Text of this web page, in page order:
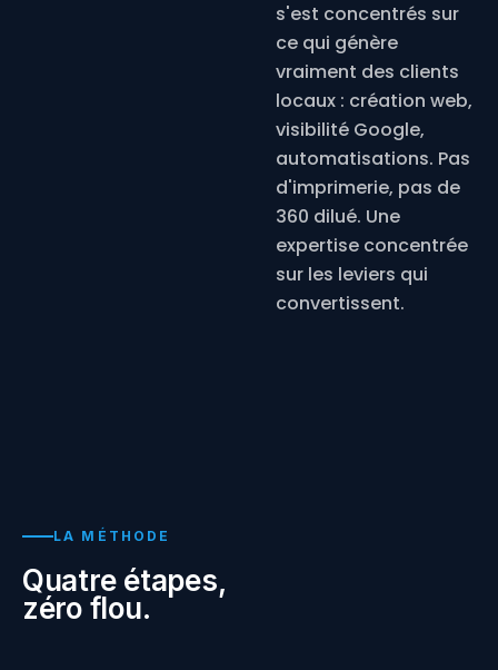
s'est concentrés sur
ce qui génère
vraiment des clients
locaux : création web,
visibilité Google,
automatisations. Pas
d'imprimerie, pas de
360 dilué. Une
expertise concentrée
sur les leviers qui
convertissent.
LA MÉTHODE
Quatre étapes,
zéro flou.